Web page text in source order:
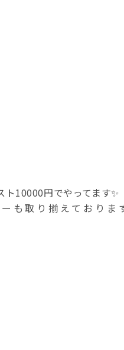
ト10000円でやってます
取り揃えております